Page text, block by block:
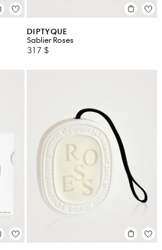
DIPTYQUE
Sablier Roses
317 $